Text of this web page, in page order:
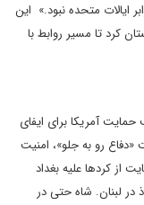
ایالات متحده نبود.» این
کرد تا مسیر روابط با
جلب حمایت آمریکا برای ایفای
رو به جلو»، امنیت
از کردها علیه بغداد
در لبنان. شاه حتی در